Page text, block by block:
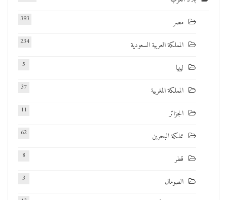
مصر 393
المملكة العربية السعودية 234
ليبيا 5
المملكة المغربية 37
الجزائر 11
مملكة البحرين 62
قطر 8
الصومال 3